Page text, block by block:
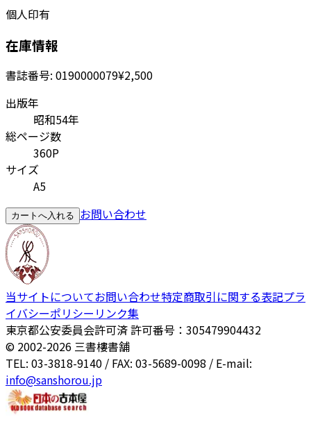
個人印有
在庫情報
書誌番号: 0190000079¥2,500
出版年
昭和54年
総ページ数
360P
サイズ
A5
カートへ入れる お問い合わせ
当サイトについてお問い合わせ特定商取引に関する表記プラ
イバシーポリシー リンク集
東京都公安委員会許可済 許可番号：305479904432
© 2002-2026 三書樓書舗
TEL: 03-3818-9140 / FAX: 03-5689-0098 / E-mail:
info@sanshorou.jp